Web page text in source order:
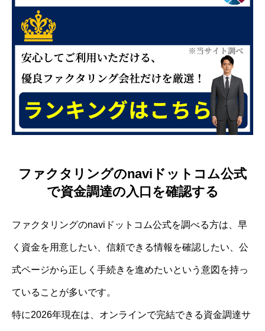
ファクタリングのnaviドットコム公式
で資金調達の入口を確認する
ファクタリングのnaviドットコム公式を調べる方は、早
く資金を用意したい、信頼できる情報を確認したい、公
式ページから正しく手続きを進めたいという意図を持っ
ていることが多いです。
特に2026年現在は、オンラインで完結できる資金調達サ